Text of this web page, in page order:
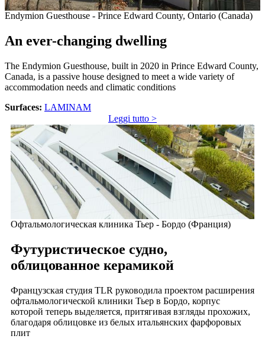
Endymion Guesthouse - Prince Edward County, Ontario (Canada)
An ever-changing dwelling
The Endymion Guesthouse, built in 2020 in Prince Edward County,
Canada, is a passive house designed to meet a wide variety of
accommodation needs and climatic conditions
Surfaces: LAMINAM
Leggi tutto >
Офтальмологическая клиника Тьер - Бордо (Франция)
Футуристическое судно,
облицованное керамикой
Французская студия TLR руководила проектом расширения
офтальмологической клиники Тьер в Бордо, корпус
которой теперь выделяется, притягивая взгляды прохожих,
благодаря облицовке из белых итальянских фарфоровых
плит